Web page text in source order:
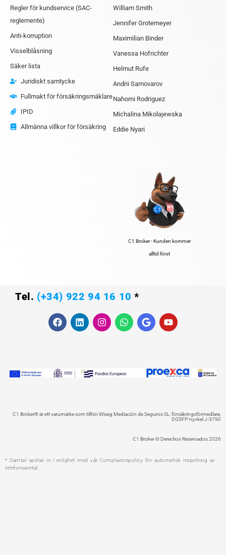
Regler för kundservice (SAC-
reglemente)
Anti-korruption
Visselblåsning
Säker lista
Juridiskt samtycke
Fullmakt för försäkringsmäklare
IPID
Allmänna villkor för försäkring
William Smith
Jennifer Grotemeyer
Maximilian Binder
Vanessa Hofrichter
Helmut Rufe
Andrii Samovarov
Nahomi Rodriguez
Michalina Mikolajewska
Eddie Nyari
C1 Broker - Kunden kommer
alltid först
Tel. (+34) 922 94 16 10*
F
a
o
k
L
i
i
n
I
n
r
W
h
p
G
o
Y
o
e
C1 Broker® är ett varumärke som tillhör Wiseg Mediación de Seguros SL, försäkringsförmedlare,
DGSFP-nyckel J-3790
C1 Broker © Derechos Reservados 2026
* Samtal spelas in i enlighet med vår Compliancepolicy för automatisk inspelning av
telefonsamtal.